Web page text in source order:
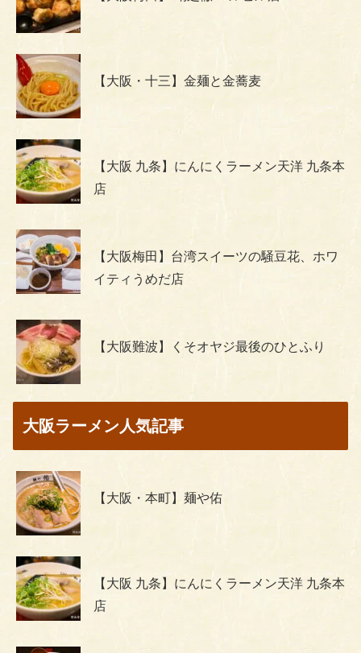
【大阪・十三】金麺と金蕎麦
【大阪 九条】にんにくラーメン天洋 九条本
店
【大阪梅田】台湾スイーツの騒豆花、ホワ
イティうめだ店
【大阪難波】くそオヤジ最後のひとふり
大阪ラーメン人気記事
【大阪・本町】麺や佑
【大阪 九条】にんにくラーメン天洋 九条本
店